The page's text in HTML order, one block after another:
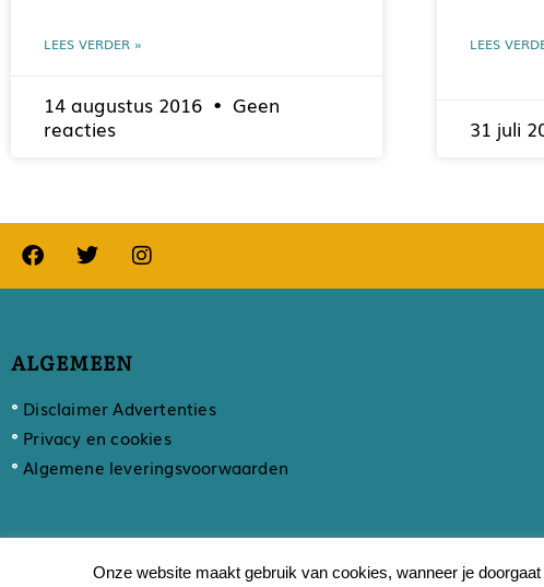
LEES VERDER »
14 augustus 2016
Geen
reacties
LEES
31 juli
ALGEMEEN
Disclaimer Advertenties
Privacy en cookies
Algemene leveringsvoorwaarden
Onze website maakt gebruik van cookies, wanneer je